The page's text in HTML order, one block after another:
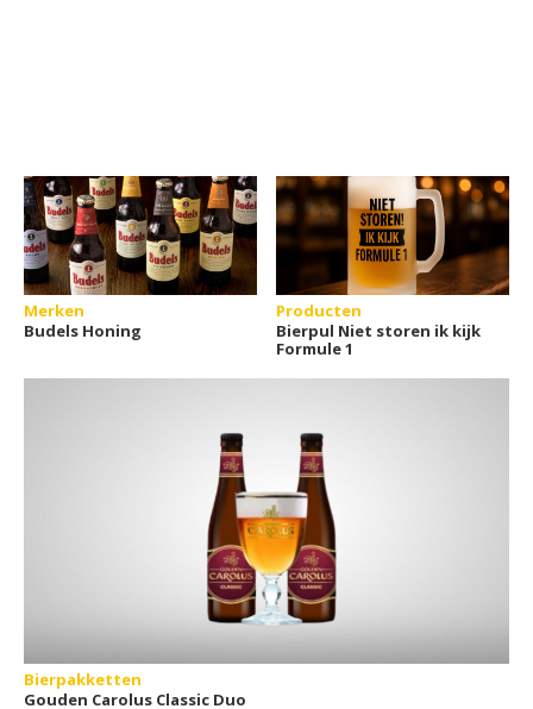
Merken
Budels Honing
Producten
Bierpul Niet storen ik kijk
Formule 1
Bierpakketten
Gouden Carolus Classic Duo